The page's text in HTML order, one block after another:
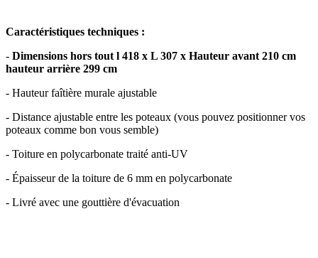
Caractéristiques techniques :
- Dimensions hors tout l 418 x L 307 x Hauteur avant 210 cm
hauteur arrière 299 cm
- Hauteur faîtière murale ajustable
- Distance ajustable entre les poteaux (vous pouvez positionner vos
poteaux comme bon vous semble)
- Toiture en polycarbonate traité anti-UV
- Épaisseur de la toiture de 6 mm en polycarbonate
- Livré avec une gouttière d'évacuation